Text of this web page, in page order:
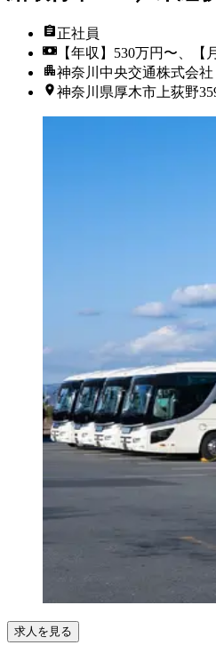
正社員
【年収】530万円〜、【
神奈川中央交通株式会
神奈川県厚木市上荻野
求人を見る